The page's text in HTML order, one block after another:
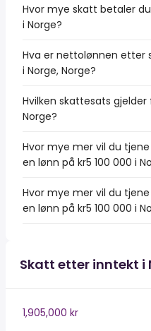
Hvor mye skatt betaler
i Norge?
Hva er nettolønnen etter
i Norge, Norge?
Hvilken skattesats gjelder
Norge?
Hvor mye mer vil du
en lønn på kr5 100 000 i
Hvor mye mer vil du
en lønn på kr5 100 000 i
Skatt etter inntekt i
1,905,000 kr